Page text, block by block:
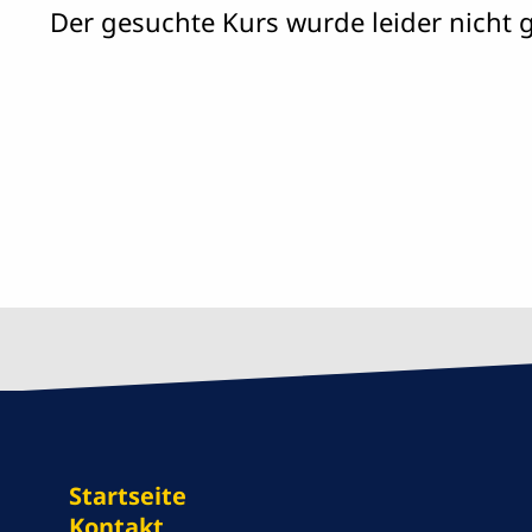
Der gesuchte Kurs wurde leider nicht
Startseite